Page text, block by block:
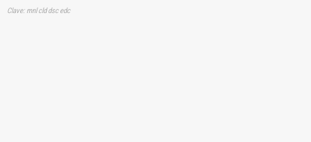
Clave: mnl cld dsc edc